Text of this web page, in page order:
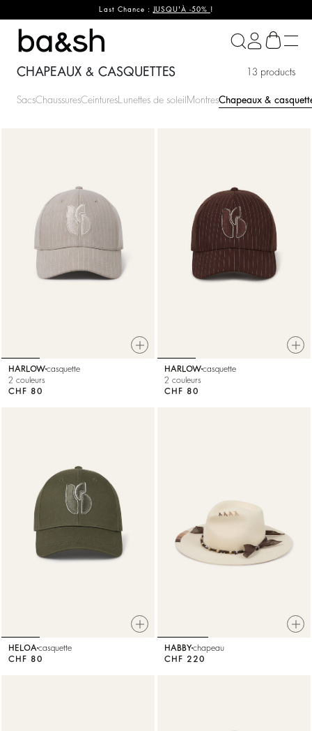
Last Chance :JUSQU'À -50% !
ba&sh
CHAPEAUX & CASQUETTES 13 products
SacsChaussuresCeintures Lunettes de soleil MontresChapeaux &
HARLOWcasquette
2 couleurs
CHF 80
HARLOWcasquette
2 couleurs
CHF 80
HELOAcasquette
CHF 80
HABBYchapeau
CHF 220